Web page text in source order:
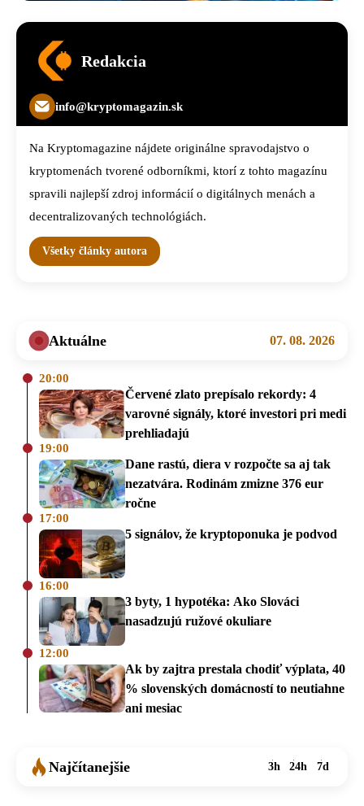
Redakcia
info@kryptomagazin.sk
Na Kryptomagazine nájdete originálne spravodajstvo o
kryptomenách tvorené odborníkmi, ktorí z tohto magazínu
spravili najlepší zdroj informácií o digitálnych menách a
decentralizovaných technológiách.
Všetky články autora
Aktuálne 07. 08. 2026
20:00
Červené zlato prepísalo rekordy: 4
varovné signály, ktoré investori pri medi
prehliadajú
19:00
Dane rastú, diera v rozpočte sa aj tak
nezatvára. Rodinám zmizne 376 eur
ročne
17:00
5 signálov, že kryptoponuka je podvod
16:00
3 byty, 1 hypotéka: Ako Slováci
nasadzujú ružové okuliare
12:00
Ak by zajtra prestala chodiť výplata, 40
% slovenských domácností to neutiahne
ani mesiac
Najčítanejšie 3h 24h 7d